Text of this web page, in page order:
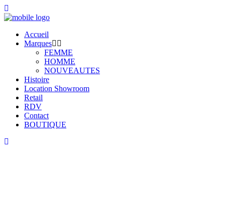
Accueil
Marques
FEMME
HOMME
NOUVEAUTES
Histoire
Location Showroom
Retail
RDV
Contact
BOUTIQUE